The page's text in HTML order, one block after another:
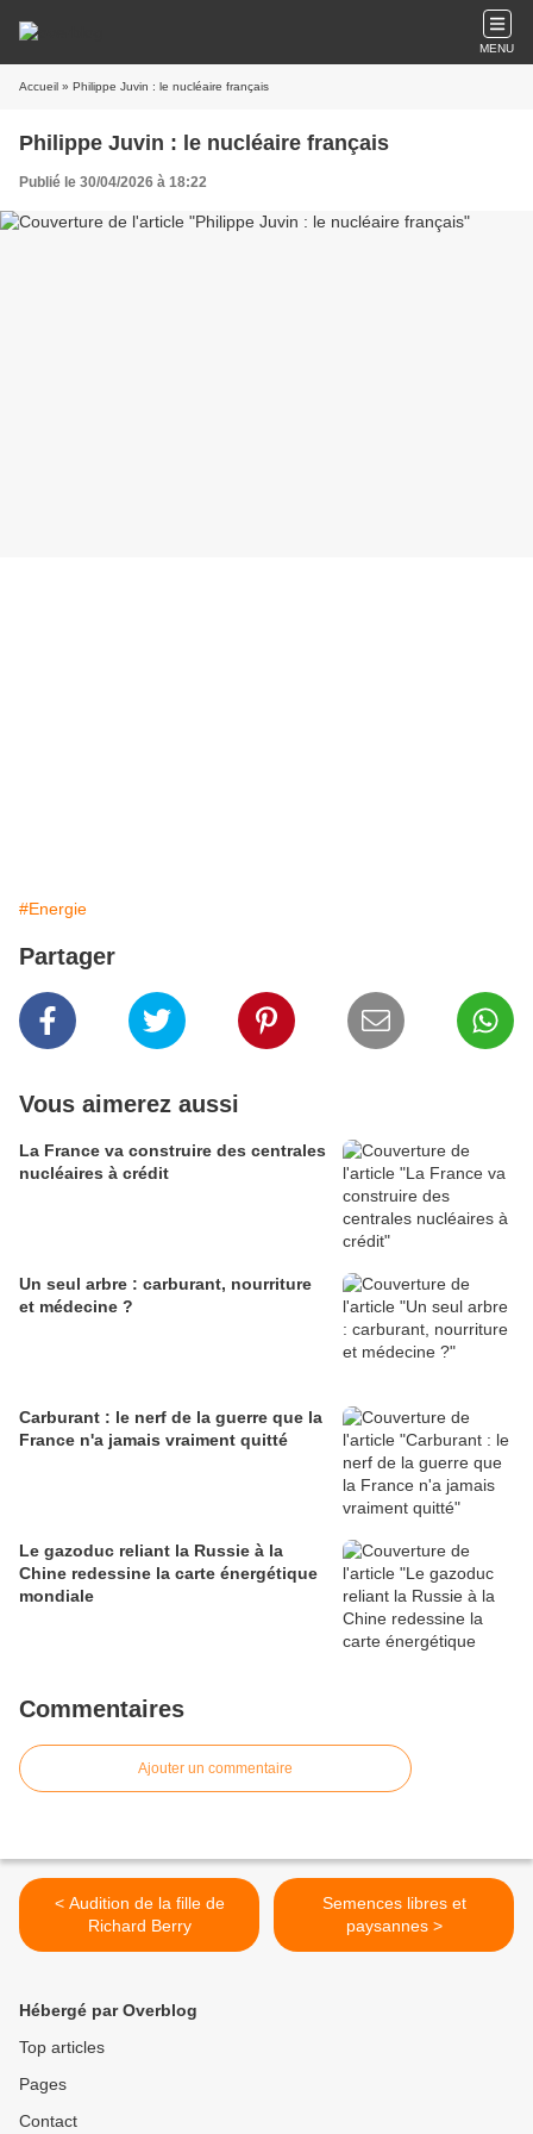
MENU
Accueil » Philippe Juvin : le nucléaire français
Philippe Juvin : le nucléaire français
Publié le 30/04/2026 à 18:22
#Energie
Partager
Vous aimerez aussi
La France va construire des centrales
nucléaires à crédit
Un seul arbre : carburant, nourriture
et médecine ?
Carburant : le nerf de la guerre que la
France n'a jamais vraiment quitté
Le gazoduc reliant la Russie à la
Chine redessine la carte énergétique
mondiale
Commentaires
Ajouter un commentaire
< Audition de la fille de
Richard Berry
Semences libres et
paysannes >
Hébergé par Overblog
Top articles
Pages
Contact